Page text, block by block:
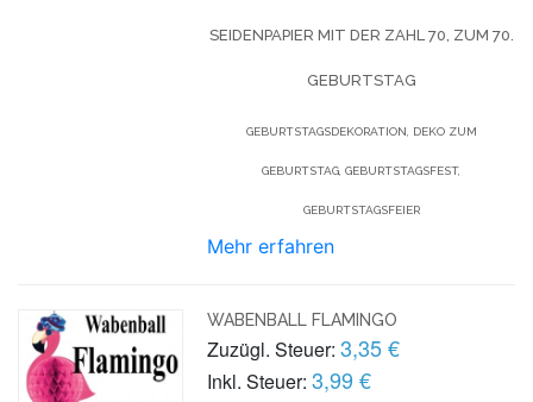
EIDENPAPIER MIT DER ZAHL 70, ZUM 70. G
EBURTSTAG
GEBURTSTAGSDEKORATION, DEKO ZUM
GEBURTSTAG, GEBURTSTAGSFEST,
GEBURTSTAGSFEIER
Mehr erfahren
WABENBALL FLAMINGO
Zuzügl. Steuer: 3,35 €
Inkl. Steuer: 3,99 €